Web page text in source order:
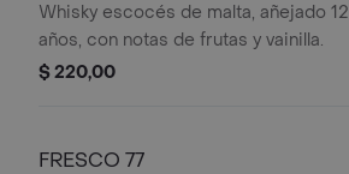
Whisky escocés de malta, añejado 12
años, con notas de frutas y vainilla.
$ 220,00
FRESCO 77